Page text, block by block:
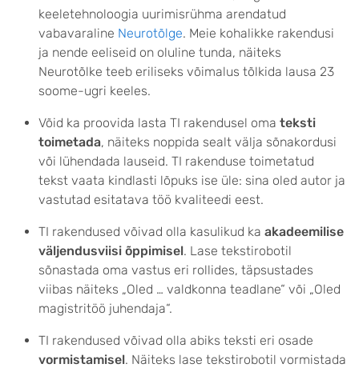
keeletehnoloogia uurimisrühma arendatud
vabavaraline Neurotõlge. Meie kohalikke rakendusi
ja nende eeliseid on oluline tunda, näiteks
Neurotõlke teeb eriliseks võimalus tõlkida lausa 23
soome-ugri keeles.
Võid ka proovida lasta TI rakendusel oma teksti
toimetada, näiteks noppida sealt välja sõnakordusi
või lühendada lauseid. TI rakenduse toimetatud
tekst vaata kindlasti lõpuks ise üle: sina oled autor ja
vastutad esitatava töö kvaliteedi eest.
TI rakendused võivad olla kasulikud ka akadeemilise
väljendusviisi õppimisel. Lase tekstirobotil
sõnastada oma vastus eri rollides, täpsustades
viibas näiteks „Oled … valdkonna teadlane“ või „Oled
magistritöö juhendaja“.
TI rakendused võivad olla abiks teksti eri osade
vormistamisel. Näiteks lase tekstirobotil vormistada